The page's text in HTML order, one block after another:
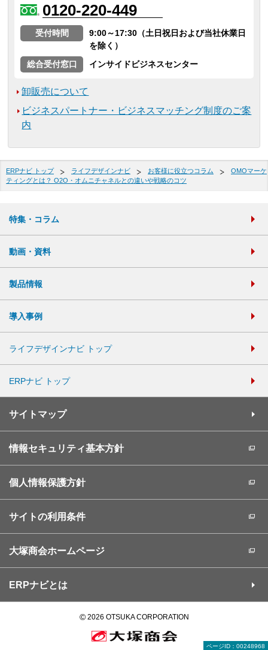
0120-220-449
受付時間
9:00～17:30（土日祝日および当社休業日
を除く）
総合受付窓口
インサイドビジネスセンター
卸販売について
ビジネスパートナー・ビジネスマッチング制度のご案
内
ページID：00248968
ERPナビ トップ ライフデザインナビ お客様に役立つコラム
OMOマーケ
ティングとは？ O2O・オムニチャネルとの違いや戦略のコツ
特集・コラム
動画・資料
製品情報
導入事例
ライフデザインナビ トップ
ERPナビ トップ
サイトマップ
情報セキュリティ基本方針
個人情報保護方針
サイトの利用条件
大塚商会ホームページ
ERPナビとは
©2026 OTSUKA CORPORATION